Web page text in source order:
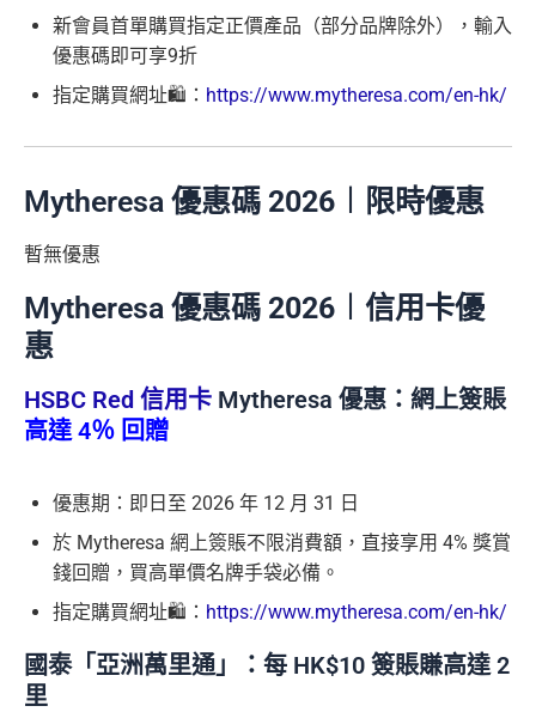
新會員首單購買指定正價產品（部分品牌除外），輸入
優惠碼即可享9折
指定購買網址🛍️： https://www.mytheresa.com/en-hk/
Mytheresa 優惠碼 2026 ︱限時優惠
暫無優惠
Mytheresa 優惠碼 2026 ︱信用卡優
惠
HSBC Red 信用卡 Mytheresa 優惠：網上簽賬
高達 4％ 回贈
優惠期：即日至 2026 年 12 月 31 日
於 Mytheresa 網上簽賬不限消費額，直接享用 4% 獎賞
錢回贈，買高單價名牌手袋必備。
指定購買網址🛍️： https://www.mytheresa.com/en-hk/
國泰「亞洲萬里通」：每 HK$10 簽賬賺高達 2
里